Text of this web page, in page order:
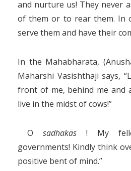
and nurture us! They never
of them or to rear them. In
serve them and have their
In the Mahabharata,
Maharshi Vasishthaji says,
front of me, behind me and
live in the midst of cows!”
O sadhakas ! My
governments! Kindly think
positive bent of mind.”